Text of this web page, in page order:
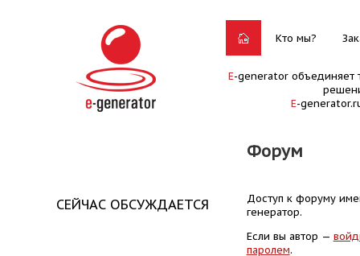
Кто мы?
E-generator объединяет
E-
Форум
СЕЙЧАС ОБСУЖДАЕТСЯ
Доступ к форуму
генератор.
Если вы автор —
паролем.